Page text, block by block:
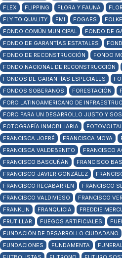
FLEX
FLIPPING FLORA Y FAUNA
FLY TO QUALITY
FMI FOGAES
FONDO COMÚN MUNICIPAL
FONDO DE
FONDO DE GARANTÍAS ESTATALES
FONDO DE RECONSTRUCCIÓN
FONDO
FONDO NACIONAL DE RECONSTRUCCIÓN
FONDOS DE GARANTÍAS ESPECIALES
FONDOS SOBERANOS
FORESTACIÓN
FORO LATINOAMERICANO DE
FORO PARA UN DESARROLLO JUSTO Y
FOTOGRAFÍA INMOBILIARIA
FRANCISCA JOFRÉ
FRANCISCA MOYA
FRANCISCA VALDEBENITO
FRANCISCO
FRANCISCO BASCUÑÁN
FRANCISCO
FRANCISCO JAVIER GONZÁLEZ
FRANCISCO RECABARREN
FRANCISCO
FRANCISCO VALDIVIESO
FRANCISCO
FRANKLIN
FRANQUICIA FREDDIE
FRUTILLAR
FUEGOS ARTIFICIALES
FUNDACIÓN DE DESARROLLO CIUDADANO
FUNDACIONES
FUNDAMENTA